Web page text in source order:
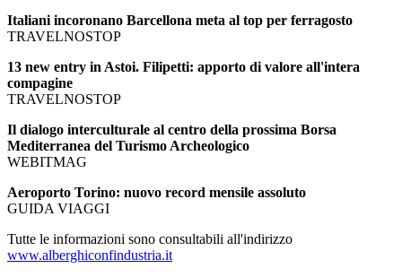
Italiani incoronano Barcellona meta al top per ferragosto
TRAVELNOSTOP
13 new entry in Astoi. Filipetti: apporto di valore all'intera
compagine
TRAVELNOSTOP
Il dialogo interculturale al centro della prossima Borsa
Mediterranea del Turismo Archeologico
WEBITMAG
Aeroporto Torino: nuovo record mensile assoluto
GUIDA VIAGGI
Tutte le informazioni sono consultabili all'indirizzo
www.alberghiconfindustria.it